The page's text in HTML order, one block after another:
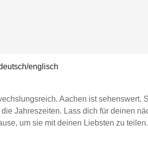
englisch
Aachen ist
Jahreszeiten. Lass dich für deinen
um sie mit deinen Liebsten zu